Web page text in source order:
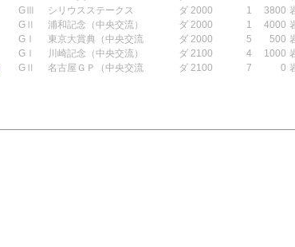
GⅢ シリウスステークス ダ 2000 1 3800
GⅡ 浦和記念（中央交流） ダ 2000 1 4000
GⅠ 東京大賞典（中央交流 ダ 2000 5 500
GⅠ 川崎記念（中央交流） ダ 2100 4 1000
GⅡ 名古屋ＧＰ（中央交流 ダ 2100 7 0